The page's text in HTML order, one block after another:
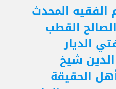
الفقيه المحدث
القطب
الديار
شيخ
الحقيقة